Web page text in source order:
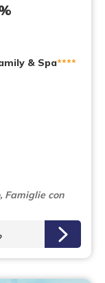
& Spa****
Famiglie con